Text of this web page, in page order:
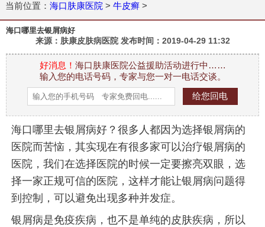
当前位置： 海口肤康医院 > 牛皮癣>
海口哪里去银屑病好
来源：肤康皮肤病医院 发布时间： 2019-04-29 11:32
好消息！ 海口肤康医院公益援助活动进行中……
输入您的电话号码，专家与您一对一电话交谈。
海口哪里去银屑病好？很多人都因为选择银屑病的
医院而苦恼，其实现在有很多家可以治疗银屑病的
医院，我们在选择医院的时候一定要擦亮双眼，选
择一家正规可信的医院，这样才能让银屑病问题得
到控制，可以避免出现多种并发症。
银屑病是免疫疾病，也不是单纯的皮肤疾病，所以